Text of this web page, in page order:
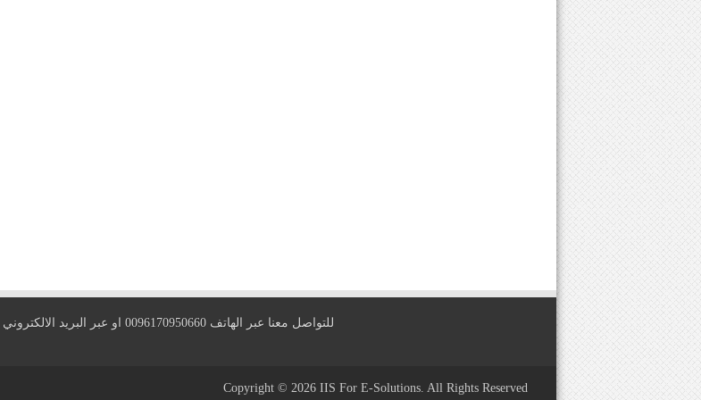
للتواصل معنا عبر الهاتف 0096170950660 او عبر البريد الالكتروني
Copyright © 2026 IIS For E-Solutions. All Rights Reserved